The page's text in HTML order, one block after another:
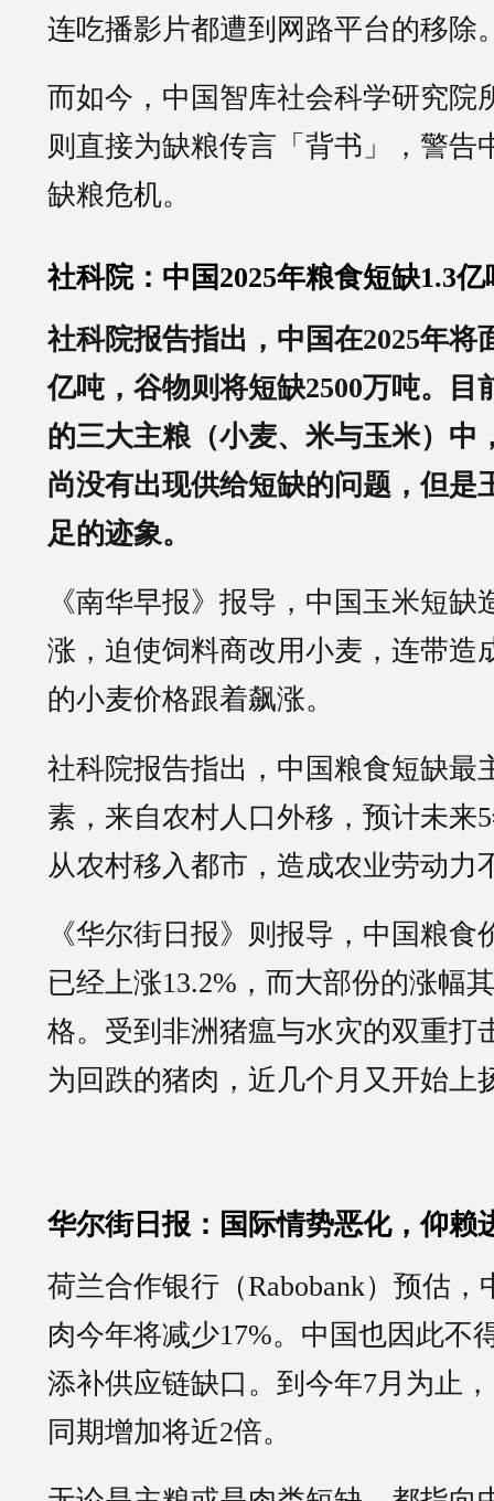
连吃播影片都遭到网路平台的移除
而如今，中国智库社会科学研究院
则直接为缺粮传言「背书」，警告
缺粮危机。
社科院：中国2025年粮食短缺1.3亿
社科院报告指出，中国在2025年将
亿吨，谷物则将短缺2500万吨。目
的三大主粮（小麦、米与玉米）中
尚没有出现供给短缺的问题，但是
足的迹象。
《南华早报》报导，中国玉米短缺
涨，迫使饲料商改用小麦，连带造
的小麦价格跟着飙涨。
社科院报告指出，中国粮食短缺最
素，来自农村人口外移，预计未来
从农村移入都市，造成农业劳动力
《华尔街日报》则报导，中国粮食
已经上涨13.2%，而大部份的涨幅
格。受到非洲猪瘟与水灾的双重打
为回跌的猪肉，近几个月又开始上
华尔街日报：国际情势恶化，仰赖
荷兰合作银行（Rabobank）预估
肉今年将减少17%。中国也因此不
添补供应链缺口。到今年7月为止
同期增加将近2倍。